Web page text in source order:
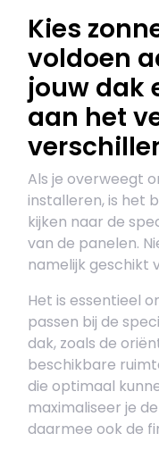
Kies
voldoen
jouw dak
aan het
Als je overweegt
installeren, is het
kijken naar de
van de panelen.
namelijk geschikt
Het is essentieel
passen bij de
dak, zoals de
beschikbare
die optimaal
maximaliseer je
daarmee ook de